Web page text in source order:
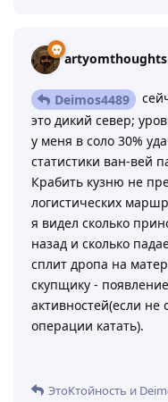
artyomthoughts
Deimos4489
это дикий север;
у меня в соло 30%
статистики ван-вей
Крабить кузню не
логистических
я видел сколько
назад и сколько
сплит дропа на
скупщику -
активностей(если
операции катать).
ЭтоКтойность и